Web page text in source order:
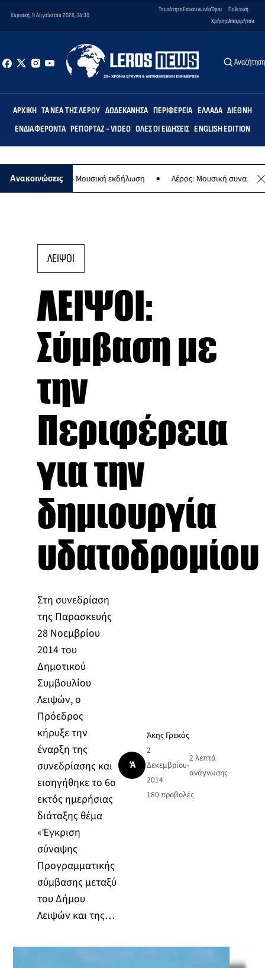
Κυριακή, 9 Αυγούστου 2026, 14:30
ΤαυτότηταΕπικοινωνίαΌροι
Χρήσης
Πολιτική
Απορρήτου
Αναζήτηση
ΑΡΧΙΚΉ ΤΑ ΝΈΑ ΤΗΣ ΛΈΡΟΥ ΔΩΔΕΚΆΝΗΣΑ ΠΕΡΙΦΈΡΕΙΑ ΕΛΛΆΔΑ ΔΙΕΘΝΉ
ΕΝΔΙΑΦΈΡΟΝΤΑ ΡΕΠΟΡΤΆΖ - VIDEO ΌΛΕΣ ΟΙ ΕΙΔΉΣΕΙΣ ENGLISH EDITION
Ανακοινώσεις
Παναγίας - Μουσική εκδήλωση Λέρος: Μουσική συναυλία των
ΛΕΙΨΟΙ
ΛΕΙΨΟΙ:
Σύμβαση με
την
Περιφέρεια
για την
δημιουργία
υδατοδρομίου
Στη συνεδρίαση
της Παρασκευής
28 Νοεμβρίου
2014 του
Δημοτικού
Συμβουλίου
Λειψών, ο
Πρόεδρος
κήρυξε την
έναρξη της
συνεδρίασης και
εισηγήθηκε το 6ο
εκτός ημερήσιας
διάταξης θέμα
«Έγκριση
σύναψης
Προγραμματικής
σύμβασης μεταξύ
του Δήμου
Λειψών και της…
Ά
Άκης Γρεκός
2
Δεκεμβρίου
2014
•
2 λεπτά
ανάγνωσης
180προβολές